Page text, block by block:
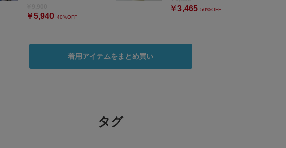
￥5,940 40%OFF
￥3,465 50%OFF
着用アイテムをまとめ買い
タグ